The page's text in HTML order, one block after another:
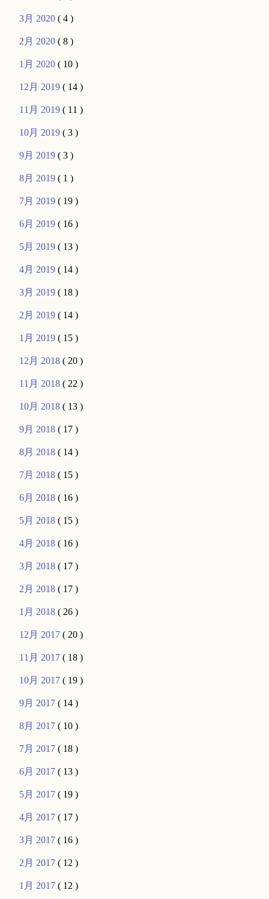
3月 2020( 4 )
2月 2020( 8 )
1月 2020( 10 )
12月 2019( 14 )
11月 2019( 11 )
10月 2019( 3 )
9月 2019( 3 )
8月 2019( 1 )
7月 2019( 19 )
6月 2019( 16 )
5月 2019( 13 )
4月 2019( 14 )
3月 2019( 18 )
2月 2019( 14 )
1月 2019( 15 )
12月 2018( 20 )
11月 2018( 22 )
10月 2018( 13 )
9月 2018( 17 )
8月 2018( 14 )
7月 2018( 15 )
6月 2018( 16 )
5月 2018( 15 )
4月 2018( 16 )
3月 2018( 17 )
2月 2018( 17 )
1月 2018( 26 )
12月 2017( 20 )
11月 2017( 18 )
10月 2017( 19 )
9月 2017( 14 )
8月 2017( 10 )
7月 2017( 18 )
6月 2017( 13 )
5月 2017( 19 )
4月 2017( 17 )
3月 2017( 16 )
2月 2017( 12 )
1月 2017( 12 )